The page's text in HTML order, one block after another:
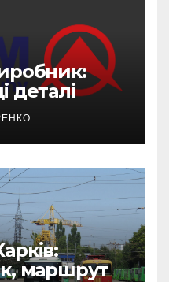
деталі
маршрут